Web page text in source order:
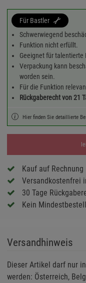
Für Bastler
Schwerwiegend
Funktion nicht erfüllt.
Geeignet für talentierte
Verpackung kann
worden sein.
Für die Funktion
Rückgaberecht von 21
Hier finden Sie detaillierte
Kauf auf Rechnung
Versandkostenfrei
30 Tage
Kein
Versandhinweis
Dieser Artikel darf nur
werden: Österreich,